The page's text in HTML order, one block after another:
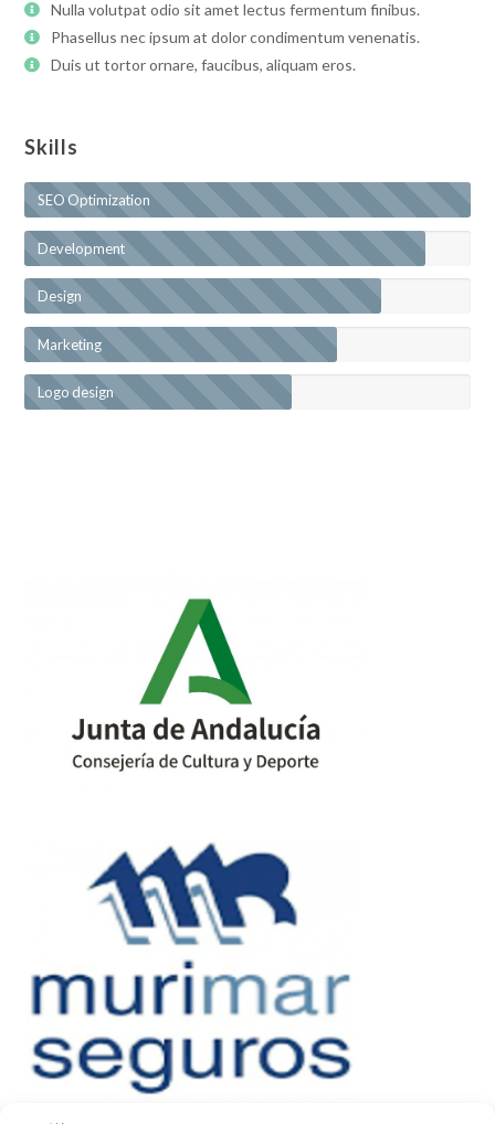
Nulla volutpat odio sit amet lectus fermentum finibus.
Phasellus nec ipsum at dolor condimentum venenatis.
Duis ut tortor ornare, faucibus, aliquam eros.
Skills
SEO Optimization
Development
Design
Marketing
Logo design